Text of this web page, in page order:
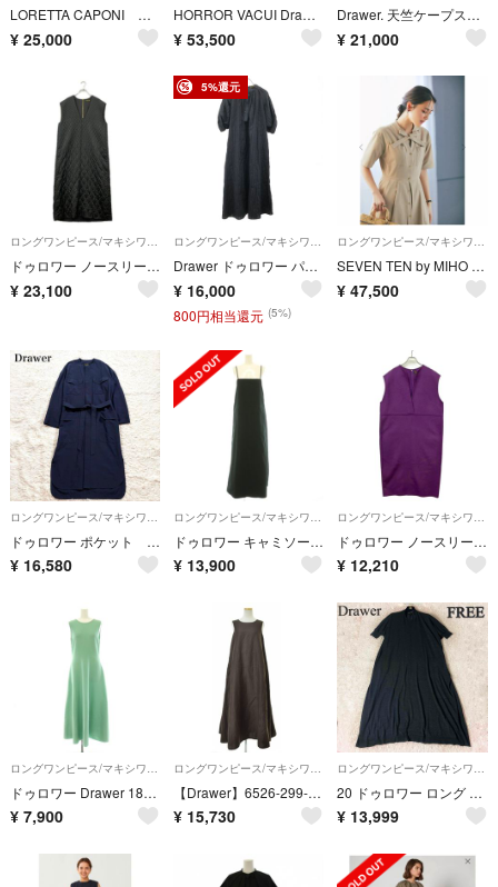
LORETTA CAPONI Dalia Dress
¥ 25,000
HORROR VACUI Drawer シルク パフスリーブワンピース ドレス
¥ 53,500
Drawer. 天竺ケープスリーブワンピース サイズ36
¥ 21,000
ロングワンピース/マキシワンピース
ドゥロワー ノースリーブ キルティングワンピース 6526-299-1322 レディース Drawer
¥ 23,100
5%還元
ロングワンピース/マキシワンピース
Drawer ドゥロワー パフスリーブ ストライププリーツ ワンピース 6526-234-1462 ネイビー 36
¥ 16,000
800円相当還元 (5%)
ロングワンピース/マキシワンピース
SEVEN TEN by MIHO KAWAHITO フロントボウタイワンピース(ベージュ) XS
¥ 47,500
ドゥロワー ポケット ワンピース ベルト ネイビー 36サイズ
¥ 16,580
ドゥロワー キャミソールドレス D PRE1 CO/NY TWL CMOP
¥ 13,900
ドゥロワー ノースリーブ ウールワンピース 6526-299-1320 レディース SIZE 38 (M) Drawer
¥ 12,210
ロングワンピース/マキシワンピース
ドゥロワー Drawer 18G ダブルフェイスニットワンピース ロング
¥ 7,900
ロングワンピース/マキシワンピース
【Drawer】6526-299-0774 リネンコットン フレア マキシノースリーブワンピース
¥ 15,730
ロングワンピース/マキシワンピース
20 ドゥロワー ロング ニットワンピース オーバーサイズ ダークグレー
¥ 13,999